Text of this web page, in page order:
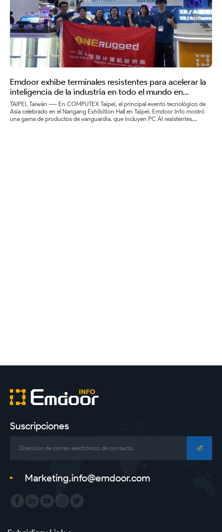
portátiles
resistentes
Emdoor exhibe terminales resistentes para acelerar la
inteligencia de la industria en todo el mundo en
COMPUTEX 2025
TAIPEI, Taiwán ---- En COMPUTEX Taipei, el principal evento tecnológico de
Asia celebrado en el Nangang Exhibition Hall en Taipei, Emdoor Info mostró
una gama de productos de vanguardia, que incluyen PC AI resistentes,
Suscripciones
Marketing.info@emdoor.com